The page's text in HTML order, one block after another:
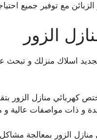
الزبائن مع توفير جميع
الزور
اسلاك منزلك و تبحث
كهربائي منازل الزور
و ذات مواصفات عالية
الزور بمعالجة